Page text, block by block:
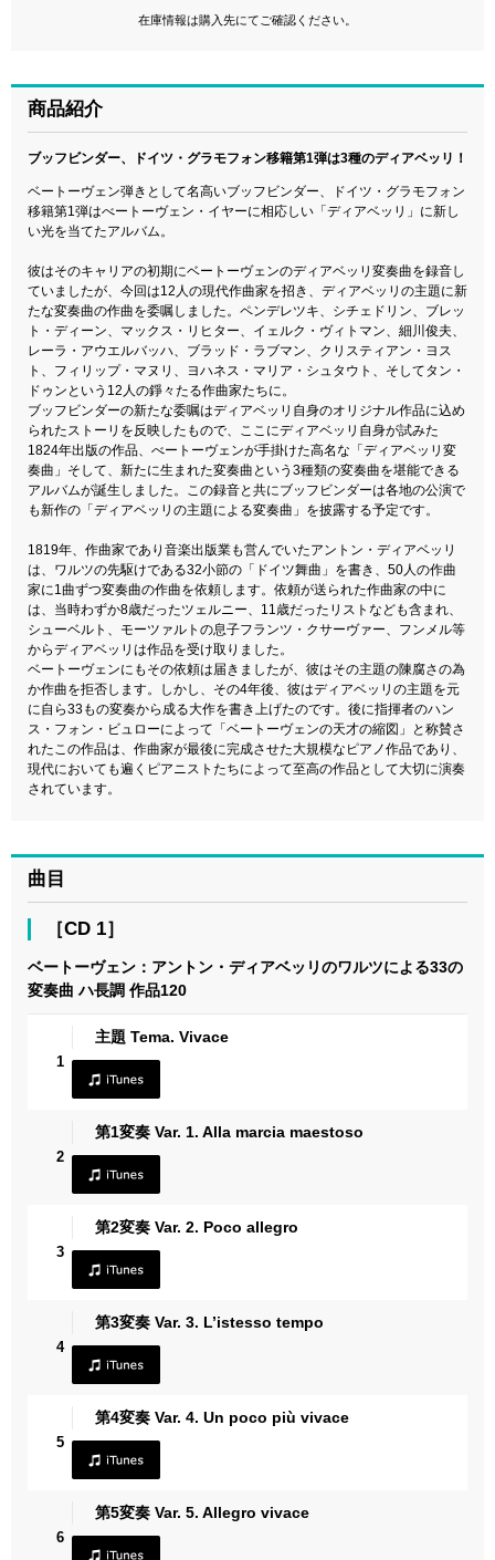
在庫情報は購入先にてご確認ください。
商品紹介
ブッフビンダー、ドイツ・グラモフォン移籍第1弾は3種のディアベッリ！
ベートーヴェン弾きとして名高いブッフビンダー、ドイツ・グラモフォン
移籍第1弾はべートーヴェン・イヤーに相応しい「ディアベッリ」に新し
い光を当てたアルバム。
彼はそのキャリアの初期にベートーヴェンのディアベッリ変奏曲を録音し
ていましたが、今回は12人の現代作曲家を招き、ディアベッリの主題に新
たな変奏曲の作曲を委嘱しました。ペンデレツキ、シチェドリン、ブレッ
ト・ディーン、マックス・リヒター、イェルク・ヴィトマン、細川俊夫、
レーラ・アウエルバッハ、ブラッド・ラブマン、クリスティアン・ヨス
ト、フィリップ・マヌリ、ヨハネス・マリア・シュタウト、そしてタン・
ドゥンという12人の錚々たる作曲家たちに。
ブッフビンダーの新たな委嘱はディアベッリ自身のオリジナル作品に込め
られたストーリを反映したもので、ここにディアベッリ自身が試みた
1824年出版の作品、べートーヴェンが手掛けた高名な「ディアベッリ変
奏曲」そして、新たに生まれた変奏曲という3種類の変奏曲を堪能できる
アルバムが誕生しました。この録音と共にブッフビンダーは各地の公演で
も新作の「ディアベッリの主題による変奏曲」を披露する予定です。
1819年、作曲家であり音楽出版業も営んでいたアントン・ディアベッリ
は、ワルツの先駆けである32小節の「ドイツ舞曲」を書き、50人の作曲
家に1曲ずつ変奏曲の作曲を依頼します。依頼が送られた作曲家の中に
は、当時わずか8歳だったツェルニー、11歳だったリストなども含まれ、
シューベルト、モーツァルトの息子フランツ・クサーヴァー、フンメル等
からディアベッリは作品を受け取りました。
ベートーヴェンにもその依頼は届きましたが、彼はその主題の陳腐さの為
か作曲を拒否します。しかし、その4年後、彼はディアベッリの主題を元
に自ら33もの変奏から成る大作を書き上げたのです。後に指揮者のハン
ス・フォン・ビュローによって「ベートーヴェンの天才の縮図」と称賛さ
れたこの作品は、作曲家が最後に完成させた大規模なピアノ作品であり、
現代においても遍くピアニストたちによって至高の作品として大切に演奏
されています。
曲目
［CD 1］
ベートーヴェン：アントン・ディアベッリのワルツによる33の
変奏曲 ハ長調 作品120
1
主題 Tema. Vivace
2
第1変奏 Var. 1. Alla marcia maestoso
3
第2変奏 Var. 2. Poco allegro
4
第3変奏 Var. 3. L’istesso tempo
5
第4変奏 Var. 4. Un poco più vivace
6
第5変奏 Var. 5. Allegro vivace